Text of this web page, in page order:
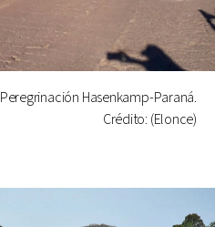
Peregrinación Hasenkamp-Paraná.
Crédito: (Elonce)